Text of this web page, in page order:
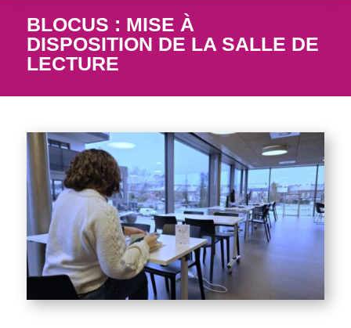
BLOCUS : MISE À
DISPOSITION DE LA SALLE DE
LECTURE